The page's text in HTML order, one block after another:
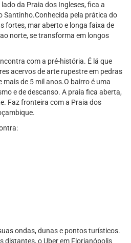
da Praia dos Ingleses, fica a
Santinho.Conhecida pela prática do
fortes, mar aberto e longa faixa de
norte, se transforma em longos
com a pré-história. É lá que
acervos de arte rupestre em pedras
de 5 mil anos.O bairro é uma
e de descanso. A praia fica aberta,
Faz fronteira com a Praia dos
ondas, dunas e pontos turísticos.
distantes, o Uber em Florianópolis